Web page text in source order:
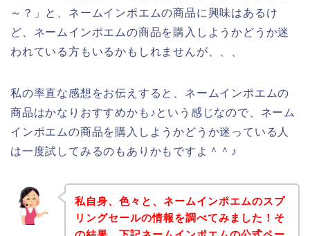
～？」と、ネームインポエムの商品に興味はあるけ
ど、ネームインポエムの商品を購入しようかどうか迷
われている方もいるかもしれませんが、、、
私の率直な感想をお伝えすると、ネームインポエムの
商品はかなりおすすめかも♪という感じなので、ネーム
インポエムの商品を購入しようかどうか迷っている人
は一度試してみるのもありかもですよ＾＾♪
私自身、色々と、ネームインポエムのスプ
リングセールの情報を調べてみました！そ